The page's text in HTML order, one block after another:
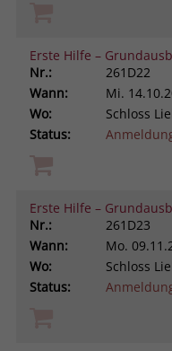
Erste Hilfe –
Nr.:
261D22
Wann:
Mi.
Wo:
Schloss
Status:
Erste Hilfe –
Nr.:
261D23
Wann:
Mo.
Wo:
Schloss
Status: